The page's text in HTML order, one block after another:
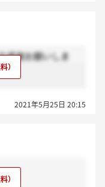
感謝お願いしま
2021年5月25日 20:15